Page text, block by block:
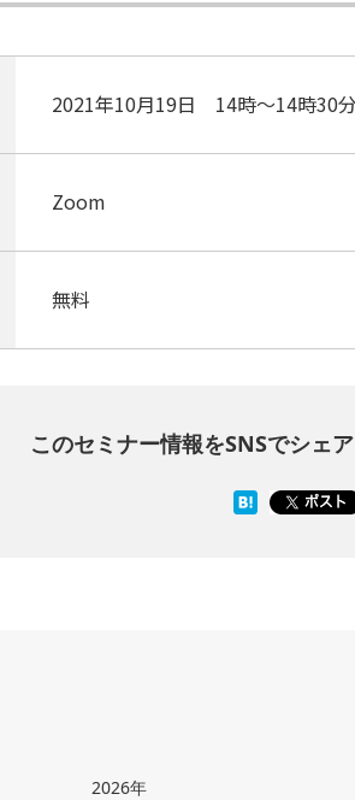
2021年10月19日 14時～14時30
Zoom
無料
このセミナー情報をSNSでシェ
2026年